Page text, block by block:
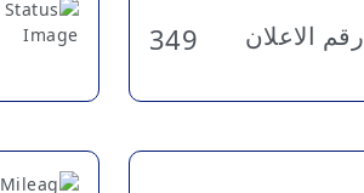
رقم الاعلان 349